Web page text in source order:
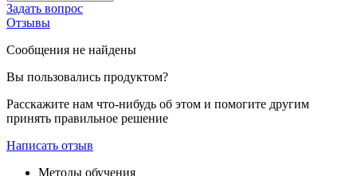
Задать вопрос
Отзывы
Сообщения не найдены
Вы пользовались продуктом?
Расскажите нам что-нибудь об этом и помогите другим
принять правильное решение
Написать отзыв
Методы обучения